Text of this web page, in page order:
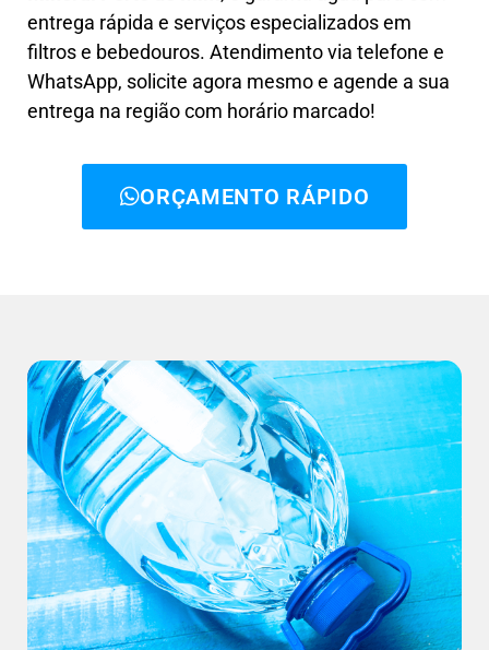
entrega rápida e serviços especializados em
filtros e bebedouros. Atendimento via telefone e
WhatsApp, solicite agora mesmo e agende a sua
entrega na região com horário marcado!
ORÇAMENTO RÁPIDO